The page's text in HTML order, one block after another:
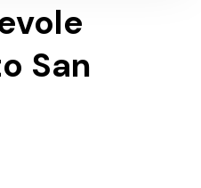
San